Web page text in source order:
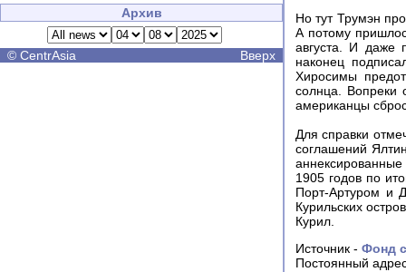
Архив
© CentrAsia Вверх
Но тут Трумэн
А потому
августа. И даже
наконец
Хиросимы
солнца. Вопреки
американцы
Для справки
соглашений
1905 годов по
Порт-Артуром и
Курильских
Курил.
Источник - Фонд
Постоянный